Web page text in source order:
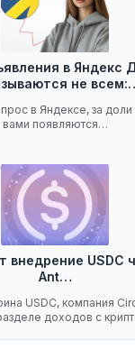
в Яндекс
не
в Яндексе, за
вами появляются…
внедрение USDC
Ant…
USDC, компания
доходов с